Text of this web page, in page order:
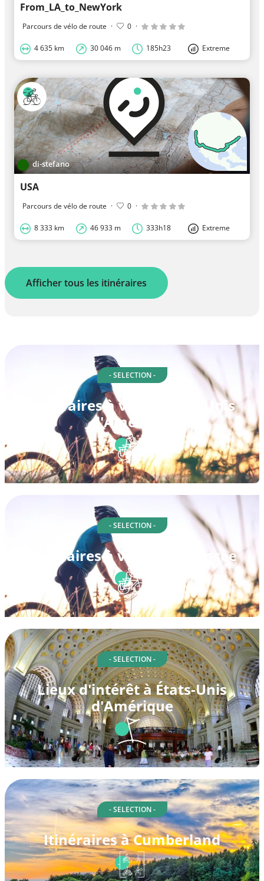
From_LA_to_NewYork
Parcours de vélo de route · 0 ·
4 635 km 30 046 m 185h23 Extreme
di-stefano
USA
Parcours de vélo de route · 0 ·
8 333 km 46 933 m 333h18 Extreme
Afficher tous les itinéraires
- SELECTION -
Itinéraires à vélo à États-Unis
d'Amérique
- SELECTION -
Itinéraires à vélo à Tennessee
- SELECTION -
Lieux d'intérêt à États-Unis
d'Amérique
- SELECTION -
Itinéraires à Cumberland